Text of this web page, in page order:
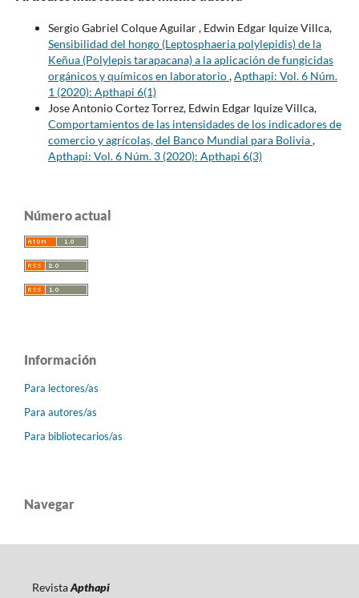
Sergio Gabriel Colque Aguilar , Edwin Edgar Iquize Villca,
Sensibilidad del hongo (Leptosphaeria polylepidis) de la
Keñua (Polylepis tarapacana) a la aplicación de fungicidas
orgánicos y químicos en laboratorio,Apthapi: Vol. 6 Núm.
1 (2020): Apthapi 6(1)
Jose Antonio Cortez Torrez, Edwin Edgar Iquize Villca,
Comportamientos de las intensidades de los indicadores de
comercio y agrícolas, del Banco Mundial para Bolivia,
Apthapi: Vol. 6 Núm. 3 (2020): Apthapi 6(3)
Número actual
Información
Para lectores/as
Para autores/as
Para bibliotecarios/as
Navegar
RevistaApthapi